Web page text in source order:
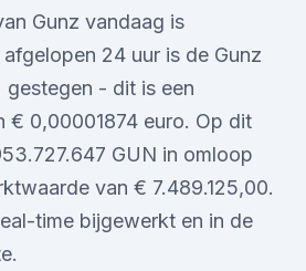
Gunz vandaag is
24 uur is de Gunz
- dit is een
€ 0,00001874 euro. Op dit
GUN in omloop
van € 7.489.125,00.
time bijgewerkt en in de